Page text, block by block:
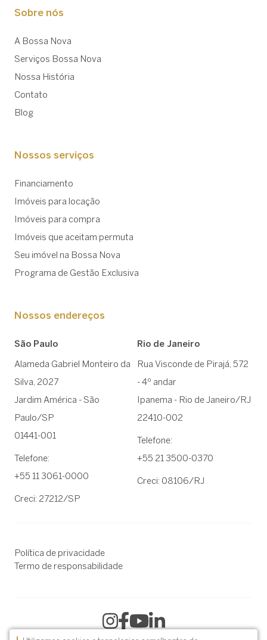
Sobre nós
A Bossa Nova
Serviços Bossa Nova
Nossa História
Contato
Blog
Nossos serviços
Financiamento
Imóveis para locação
Imóveis para compra
Imóveis que aceitam permuta
Seu imóvel na Bossa Nova
Programa de Gestão Exclusiva
Nossos endereços
São Paulo
Alameda Gabriel Monteiro da
Silva, 2027
Jardim América - São
Paulo/SP
01441-001
Telefone:
+55 11 3061-0000
Creci: 27212/SP
Rio de Janeiro
Rua Visconde de Pirajá, 572
- 4º andar
Ipanema - Rio de Janeiro/RJ
22410-002
Telefone:
+55 21 3500-0370
Creci: 08106/RJ
Política de privacidade
Termo de responsabilidade